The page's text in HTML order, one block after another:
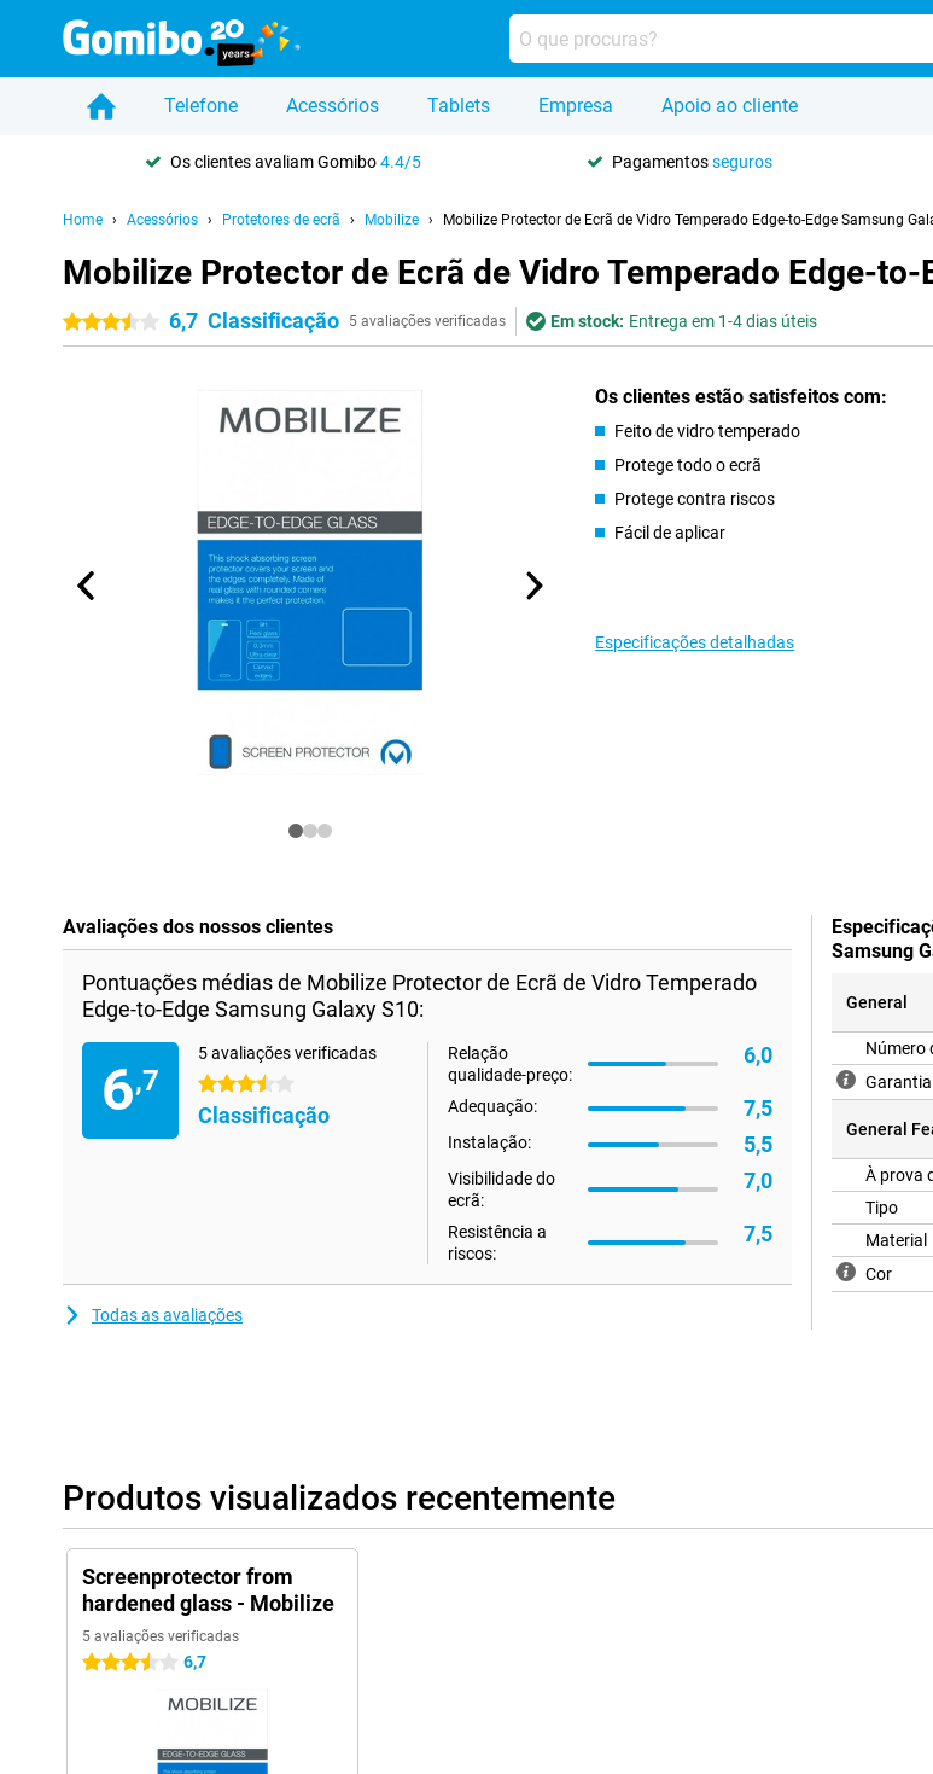
Telefone Acessórios Tablets Empresa Apoio ao cliente
Os clientes avaliam Gomibo4.4/5 Pagamentosseguros
Home Acessórios Protetores de ecrã Mobilize Mobilize Protector de Ecrã de Vidro Temperado Edge-to-Edge Samsung
Mobilize Protector de Ecrã de Vidro Temperado Edge-to-
3.5 estrelas
6,7 Classificação 5 avaliações verificadas Em stock: Entrega em 1-4 dias úteis
Os clientes estão satisfeitos com:
Feito de vidro temperado
Protege todo o ecrã
Protege contra riscos
Fácil de aplicar
Especificações detalhadas
Avaliações dos nossos clientes
Pontuações médias de Mobilize Protector de Ecrã de Vidro Temperado
Edge-to-Edge Samsung Galaxy S10:
6,7
5 avaliações verificadas
3.5 estrelas
Classificação
Relação
qualidade-preço:
6,0
Adequação: 7,5
Instalação: 5,5
Visibilidade do
ecrã:
7,0
Resistência a
riscos:
7,5
Todas as avaliações
Samsung
General
Número
Garantia
General
À prova
Tipo
Material
Cor
Produtos visualizados recentemente
Screenprotector from
hardened glass - Mobilize
5 avaliações verificadas
3.5 estrelas 6,7